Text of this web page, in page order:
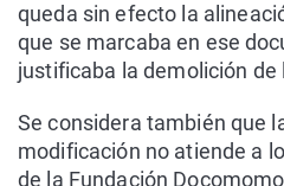
queda sin efecto la
que se marcaba en ese
justificaba la demolición de
Se considera también que
modificación no atiende a
de la Fundación